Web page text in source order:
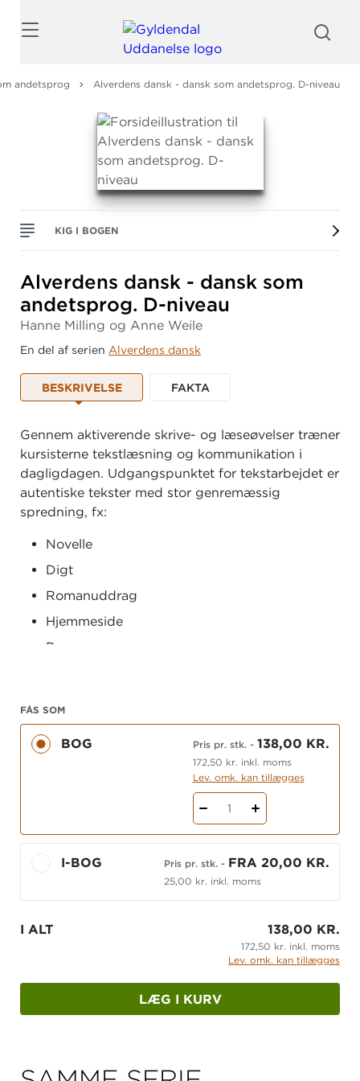
andetsprog Alverdens dansk - dansk som andetsprog. D-niveau
KIG I BOGEN
Alverdens dansk - dansk som
andetsprog. D-niveau
Hanne Milling og Anne Weile
En del af serien Alverdens dansk
BESKRIVELSE FAKTA
Gennem aktiverende skrive- og læseøvelser træner
kursisterne tekstlæsning og kommunikation i
dagligdagen. Udgangspunktet for tekstarbejdet er
autentiske tekster med stor genremæssig
spredning, fx:
Novelle
Digt
Romanuddrag
Hjemmeside
Drama
Tekstvalget spænder bredt fra det moderne
gennembrud til nyhedsartikler og hjemmesider.
Tekstforståelsen sikres med før-, under- og
efterlæsningsopgaver samt klare illustrative
Den sproglige sikkerhed styrkes gennem
instruktive grammatiske øvelser. Der er bl.a. fokus
på ordstilling, ordforråd, tegnsætning, citatteknik
osv.
Desuden giverAlverdens dansk Dgennem sine
valg af temaer og ikke mindst med gennem
periodelæsningen en historisk og sociokulturel
introduktion til normer, værdier og livsformer i
Danmark.
Der er fokus på emner som:
Forsoning
FÅS SOM
BOG Pris pr. stk.- 138,00 KR.
172,50 kr. inkl. moms
Lev. omk. kan tillægges
1
I-BOG Pris pr. stk.- FRA 20,00 KR.
25,00 kr. inkl. moms
I ALT 138,00 KR.
172,50 kr. inkl. moms
Lev. omk. kan tillægges
LÆG I KURV